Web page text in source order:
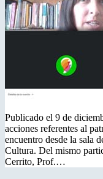
Publicado el 9 de
acciones referentes al
encuentro desde la sala
Cultura. Del mismo
Cerrito, Prof.…